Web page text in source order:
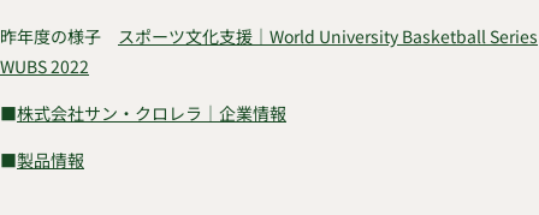
昨年度の様子 スポーツ文化支援｜World University Basketball Series
WUBS 2022
■株式会社サン・クロレラ｜企業情報
■製品情報